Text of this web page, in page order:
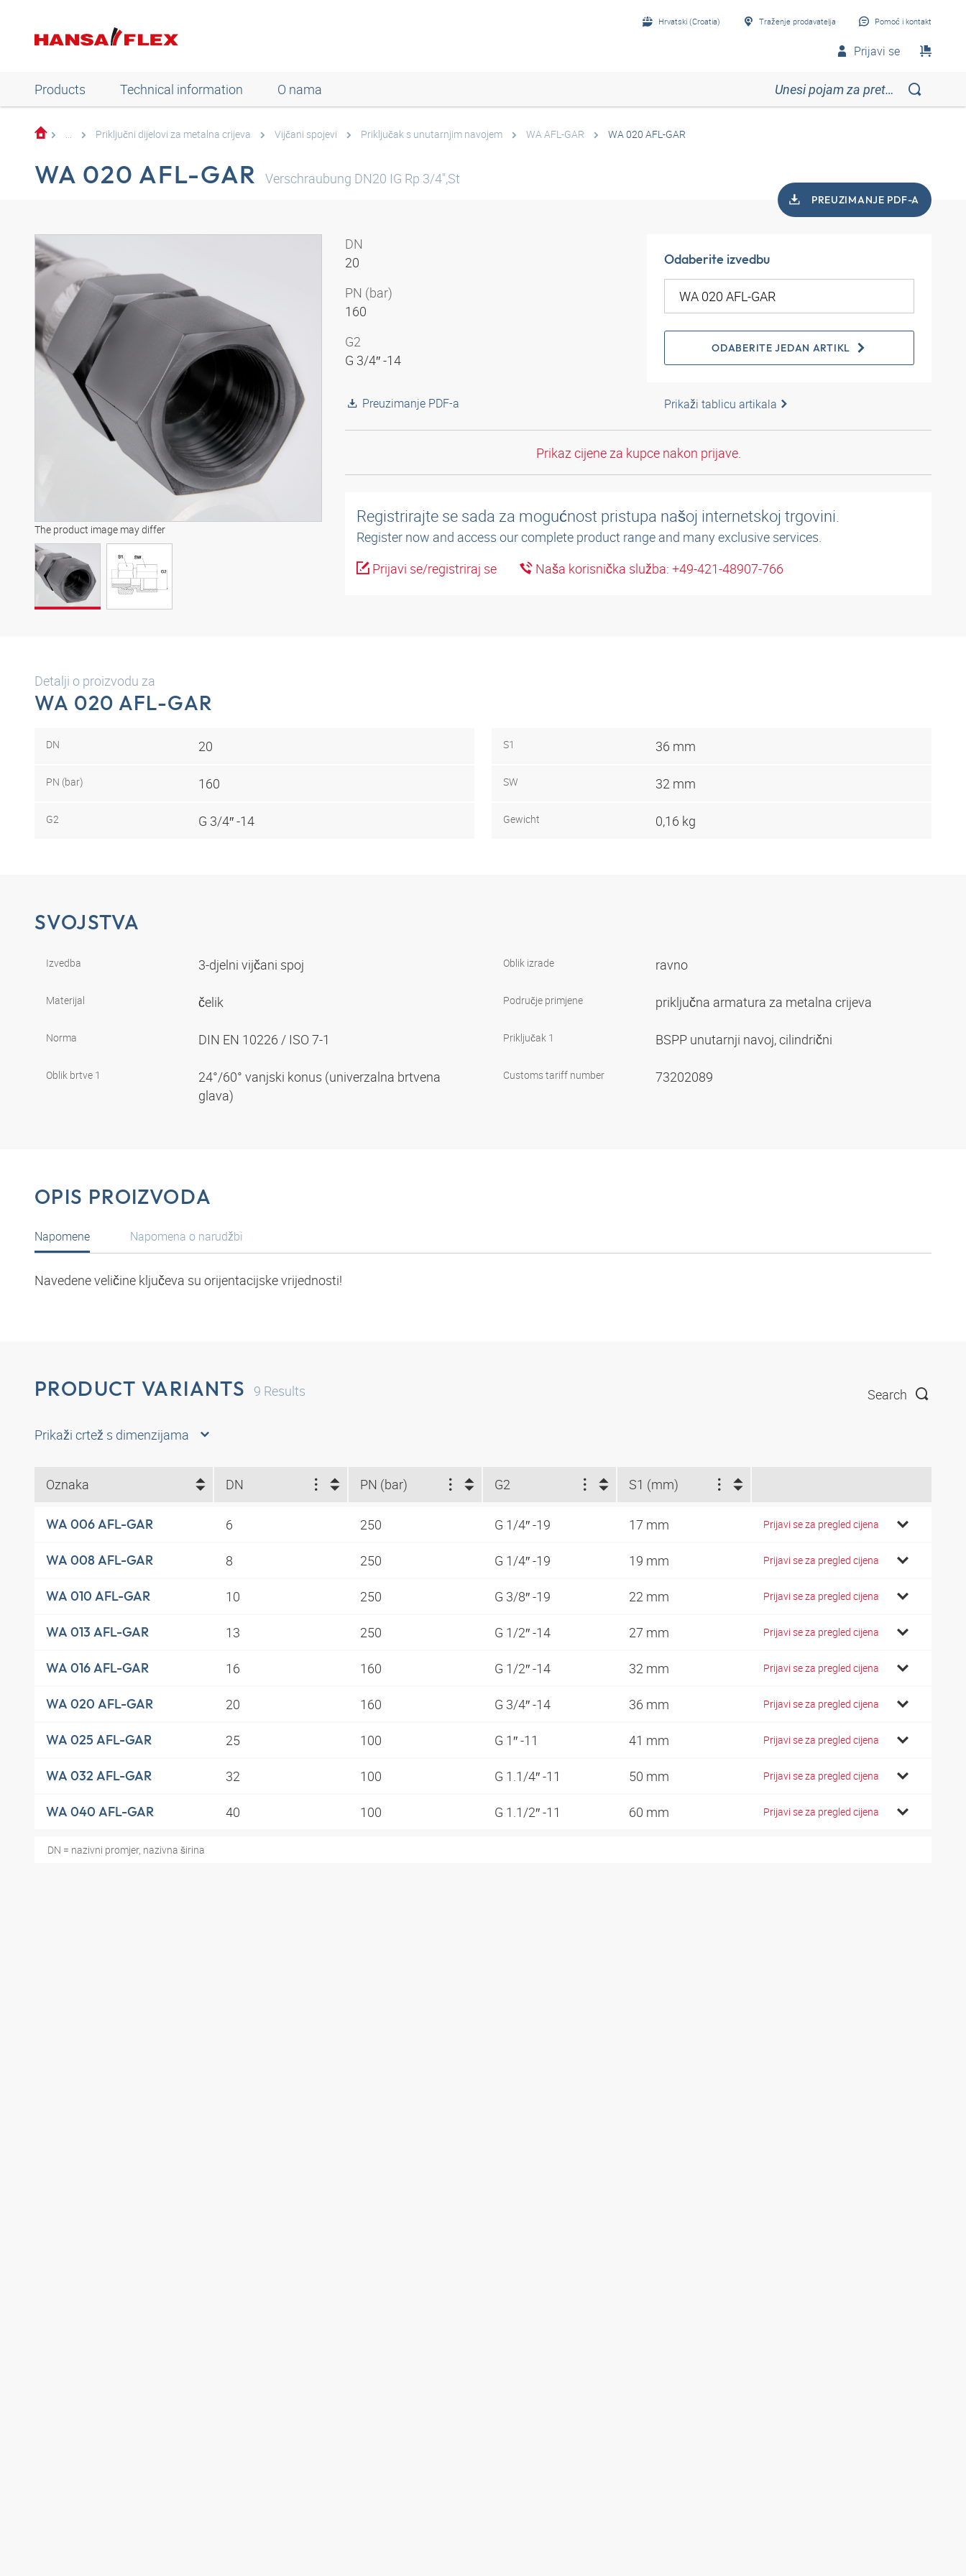
Hrvatski (Croatia) Traženje prodavatelja Pomoć i kontakt
Prijavi se
Products Technical information O nama
... Priključni dijelovi za metalna crijeva Vijčani spojevi Priključak s unutarnjim navojem WA AFL-GAR WA 020 AFL-GAR
WA 020 AFL-GAR Verschraubung DN20 IG Rp 3/4",St
PREUZIMANJE PDF-A
The product image may differ
DN
20
PN (bar)
160
G2
G 3/4″ -14
Preuzimanje PDF-a
Odaberite izvedbu
ODABERITE JEDAN ARTIKL
Prikaži tablicu artikala
Prikaz cijene za kupce nakon prijave.
Registrirajte se sada za mogućnost pristupa našoj internetskoj trgovini.
Register now and access our complete product range and many exclusive services.
Prijavi se/registriraj se
Naša korisnička služba: +49-421-48907-766
Detalji o proizvodu za
WA 020 AFL-GAR
DN 20
PN (bar) 160
G2 G 3/4″ -14
S1 36 mm
SW 32 mm
Gewicht 0,16 kg
SVOJSTVA
Izvedba 3-djelni vijčani spoj
Materijal čelik
Norma DIN EN 10226 / ISO 7-1
Oblik brtve 1
24°/60° vanjski konus (univerzalna brtvena
glava)
Oblik izrade ravno
Područje primjene priključna armatura za metalna crijeva
Priključak 1 BSPP unutarnji navoj, cilindrični
Customs tariff number 73202089
OPIS PROIZVODA
Napomene
Navedene veličine ključeva su orijentacijske vrijednosti!
Napomena o narudžbi
PRODUCT VARIANTS 9 Results Search
Prikaži crtež s dimenzijama
Oznaka DN PN (bar) G2 S1 (mm)
WA 006 AFL-GAR 6 250 G 1/4″ -19 17 mm Prijavi se za pregled cijena
WA 008 AFL-GAR 8 250 G 1/4″ -19 19 mm Prijavi se za pregled cijena
WA 010 AFL-GAR 10 250 G 3/8″ -19 22 mm Prijavi se za pregled cijena
WA 013 AFL-GAR 13 250 G 1/2″ -14 27 mm Prijavi se za pregled cijena
WA 016 AFL-GAR 16 160 G 1/2″ -14 32 mm Prijavi se za pregled cijena
WA 020 AFL-GAR 20 160 G 3/4″ -14 36 mm Prijavi se za pregled cijena
WA 025 AFL-GAR 25 100 G 1″ -11 41 mm Prijavi se za pregled cijena
WA 032 AFL-GAR 32 100 G 1.1/4″ -11 50 mm Prijavi se za pregled cijena
WA 040 AFL-GAR 40 100 G 1.1/2″ -11 60 mm Prijavi se za pregled cijena
DN = nazivni promjer, nazivna širina